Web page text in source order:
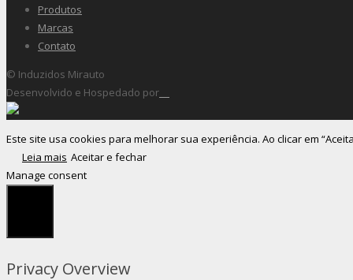
Produtos
Marcas
Contato
© Induzidos Mirauto
Desenvolvido e Hospedado por
Este site usa cookies para melhorar sua experiência. Ao clicar em
Leia mais Aceitar e fechar
Manage consent
Privacy Overview